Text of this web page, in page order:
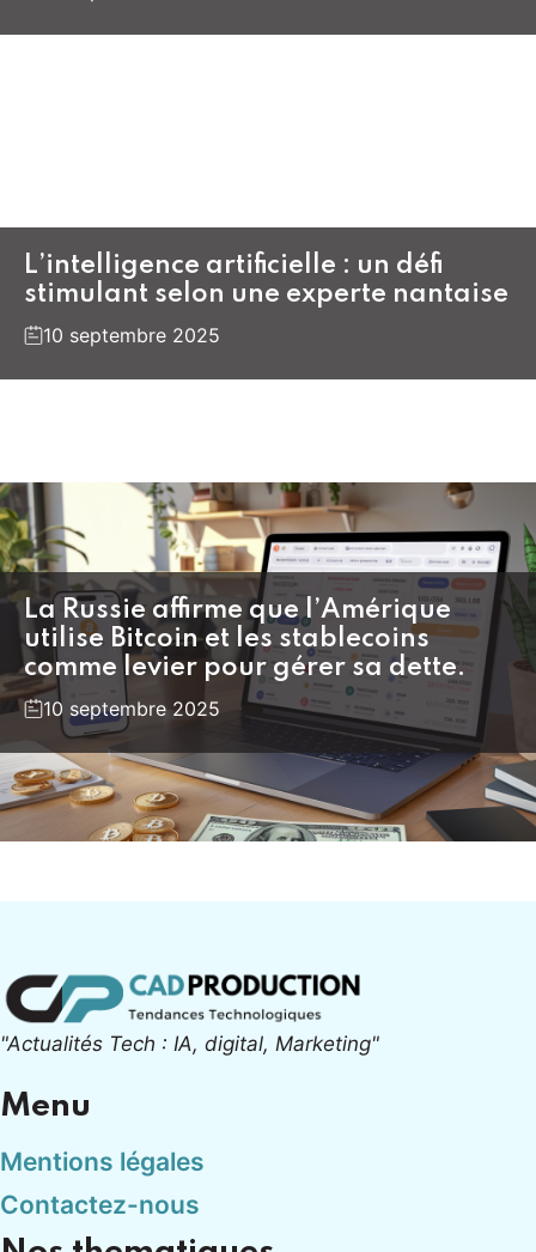
L’intelligence artificielle : un défi
stimulant selon une experte nantaise
10 septembre 2025
La Russie affirme que l’Amérique
utilise Bitcoin et les stablecoins
comme levier pour gérer sa dette.
10 septembre 2025
"Actualités Tech : IA, digital, Marketing"
Menu
Mentions légales
Contactez-nous